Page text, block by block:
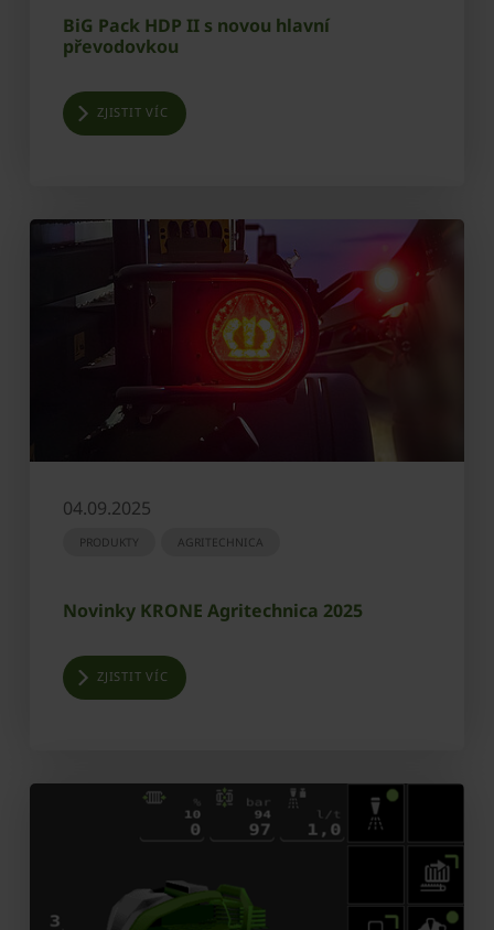
BiG Pack HDP II s novou hlavní
převodovkou
ZJISTIT VÍC
04.09.2025
PRODUKTY AGRITECHNICA
Novinky KRONE Agritechnica 2025
ZJISTIT VÍC